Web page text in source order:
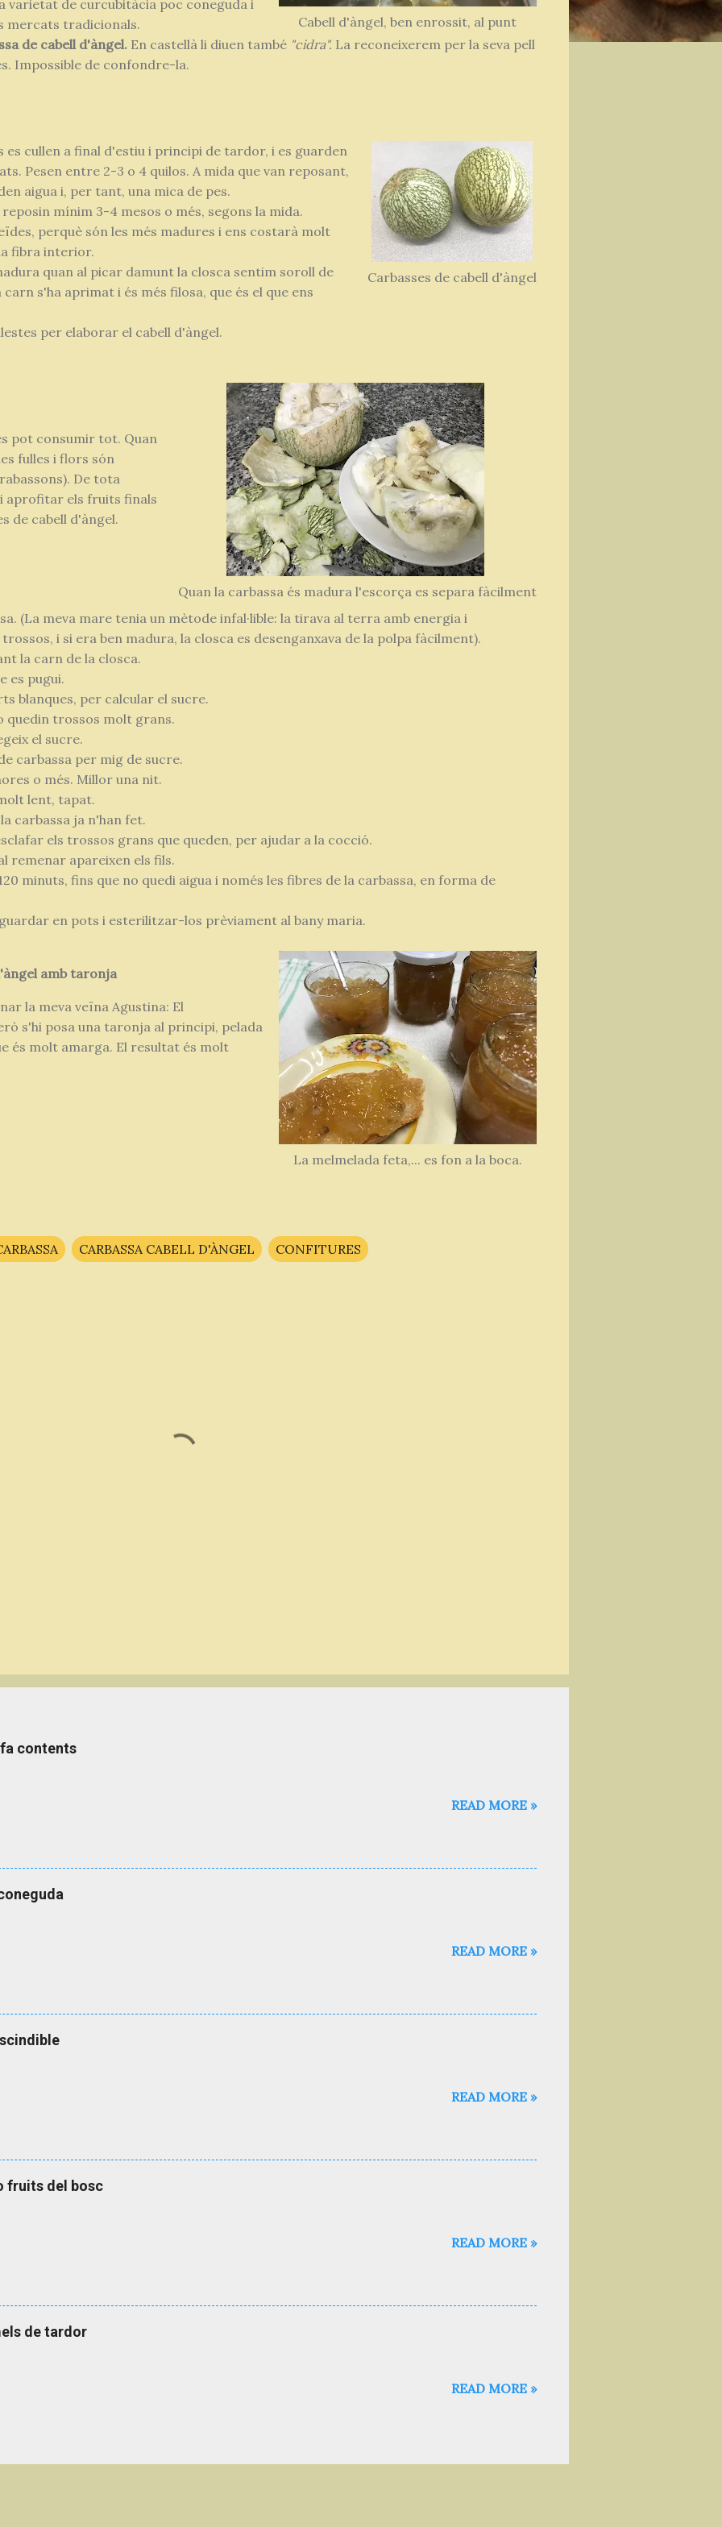
Cabell d'àngel, ben enrossit, al punt
varietat de curcubitàcia poc coneguda i
mercats tradicionals.
de cabell d'àngel. En castellà li diuen també "cidra". La reconeixerem per la seva pell
Impossible de confondre-la.
Carbasses de cabell d'àngel
es cullen a final d'estiu i principi de tardor, i es guarden
Pesen entre 2-3 o 4 quilos. A mida que van reposant,
aigua i, per tant, una mica de pes.
mínim 3-4 mesos o més, segons la mida.
perquè són les més madures i ens costarà molt
fibra interior.
quan al picar damunt la closca sentim soroll de
s'ha aprimat i és més filosa, que és el que ens
per elaborar el cabell d'àngel.
Quan la carbassa és madura l'escorça es separa fàcilment
pot consumir tot. Quan
fulles i flors són
De tota
aprofitar els fruits finals
de cabell d'àngel.
(La meva mare tenia un mètode infal·lible: la tirava al terra amb energia i
i si era ben madura, la closca es desenganxava de la polpa fàcilment).
la carn de la closca.
es pugui.
blanques, per calcular el sucre.
quedin trossos molt grans.
el sucre.
carbassa per mig de sucre.
o més. Millor una nit.
lent, tapat.
carbassa ja n'han fet.
els trossos grans que queden, per ajudar a la cocció.
remenar apareixen els fils.
minuts, fins que no quedi aigua i només les fibres de la carbassa, en forma de
en pots i esterilitzar-los prèviament al bany maria.
La melmelada feta,... es fon a la boca.
amb taronja
la meva veïna Agustina: El
s'hi posa una taronja al principi, pelada
és molt amarga. El resultat és molt
CARBASSA CABELL D'ÀNGEL CONFITURES
contents
READ MORE »
READ MORE »
READ MORE »
fruits del bosc
READ MORE »
de tardor
READ MORE »